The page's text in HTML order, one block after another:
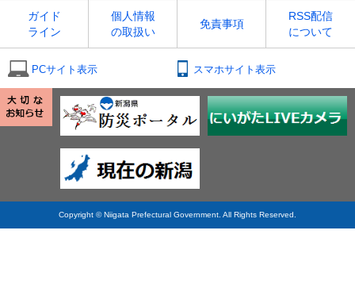
ガイド
ライン
個人情報
の取扱い
免責事項
RSS配信
について
PCサイト表示 スマホサイト表示
Copyright © Niigata Prefectural Government. All Rights Reserved.